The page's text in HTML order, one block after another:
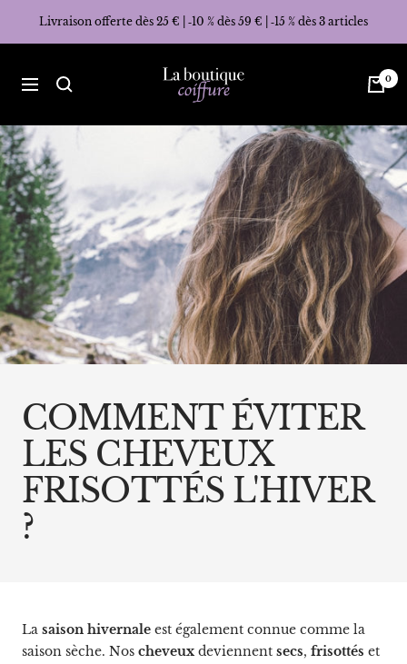
Livraison offerte dès 25 € | ‑10 % dès 59 € | ‑15 % dès 3 articles
Navigation
La
Boutique
0
COMMENT ÉVITER
LES CHEVEUX
FRISOTTÉS L'HIVER
?
La saison hivernale est également connue comme la
saison sèche. Nos cheveux deviennent secs, frisottés et